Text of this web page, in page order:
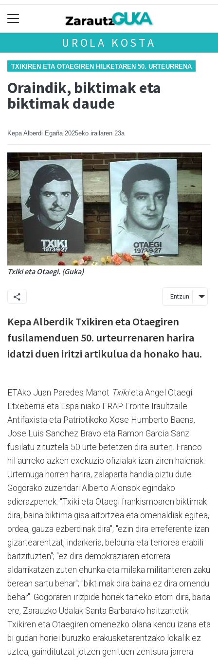
UROLA KOSTA
TXIKIREN ETA OTAEGIREN HILKETAREN 50. URTEURRENA
Oraindik, biktimak eta
biktimak daude
Kepa Alberdi Egaña 2025eko irailaren 23a
Txiki eta Otaegi. (Guka)
Entzun
Kepa Alberdik Txikiren eta Otaegiren
fusilamenduen 50. urteurrenaren harira
idatzi duen iritzi artikulua da honako hau.
ETAko Juan Paredes Manot Txikieta Angel Otaegi
Etxeberria eta Espainiako FRAP Fronte Iraultzaile
Antifaxista eta Patriotikoko Xose Humberto Baena,
Jose Luis Sanchez Bravo eta Ramon Garcia Sanz
fusilatu zituztela 50 urte betetzen dira aurten. Franco
hil aurreko azken exekuzio ofizialak izan ziren haienak.
Urtemuga horren harira, zalaparta handia piztu dute
Gogorako zuzendari Alberto Alonsok egindako
adierazpenek: "Txiki eta Otaegi frankismoaren biktimak
dira, baina biktima gisa aitortzea eta omenaldiak egitea,
ordea, gauza ezberdinak dira"; "ezin dira erreferente izan
gizartearentzat, indarkeria, beldurra eta terrorea erabili
baitzituzten"; "ez dira demokraziaren etorrera
aldarrikatzen zuten ehunka eta milaka militanteren zaku
berean sartu behar"; "biktimak dira baina ez dira omendu
behar". Gogoraren irizpide horiek tarteko etorri dira, baita
ere, Zarauzko Udalak Santa Barbarako haitzartetik
Txikiren eta Otaegiren omenezko olana kendu izana eta
bi gudari horiei buruzko erakusketarentzako lokalik ez
uztea, gainditutzat jotzen genituen zentsura jarrera